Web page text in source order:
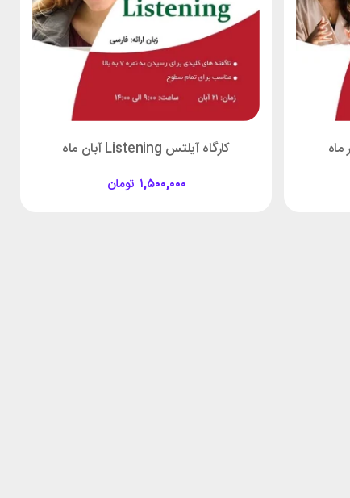
کارگاه آیلتس Listening آبان ماه
تومان ۱,۵۰۰,۰۰۰